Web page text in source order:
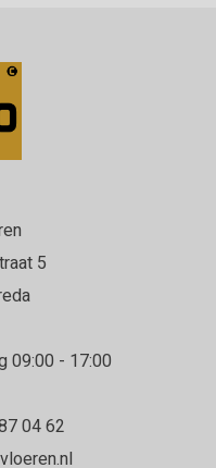
5
09:00 - 17:00
04 62